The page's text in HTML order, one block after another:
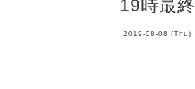
19時最終
2019-08-08 (Thu)